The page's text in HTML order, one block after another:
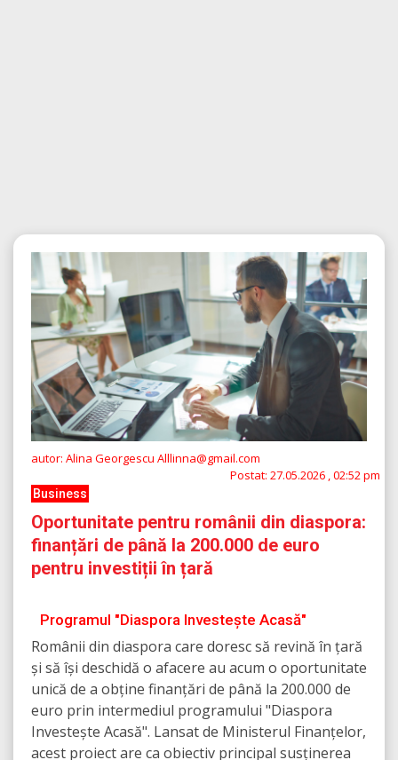
autor: Alina Georgescu Alllinna@gmail.com
Postat: 27.05.2026 , 02:52 pm
Business
Oportunitate pentru românii din diaspora:
finanțări de până la 200.000 de euro
pentru investiții în țară
Programul "Diaspora Investește Acasă"
Românii din diaspora care doresc să revină în țară
și să își deschidă o afacere au acum o oportunitate
unică de a obține finanțări de până la 200.000 de
euro prin intermediul programului "Diaspora
Investește Acasă". Lansat de Ministerul Finanțelor,
acest proiect are ca obiectiv principal susținerea